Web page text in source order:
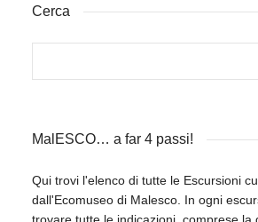
Cerca
MalESCO… a far 4 passi!
Qui trovi l'elenco di tutte le Escursioni
dall'Ecomuseo di Malesco. In ogni